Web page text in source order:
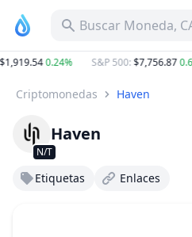
Buscar Moneda,
0.24% S&P 500:$7,756.87
Criptomonedas Haven
N/T
Haven
Etiquetas Enlaces